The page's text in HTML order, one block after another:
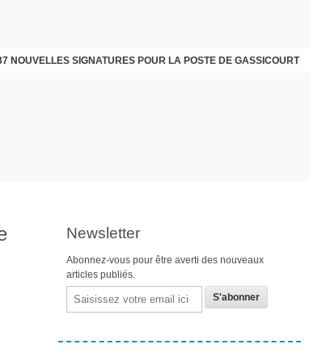
NOUVELLES SIGNATURES POUR LA POSTE DE GASSICOURT
DIMANCHE 25 JANVIER, JE VOUS INVITE
Newsletter
Abonnez-vous pour être averti des nouveaux
articles publiés.
Email